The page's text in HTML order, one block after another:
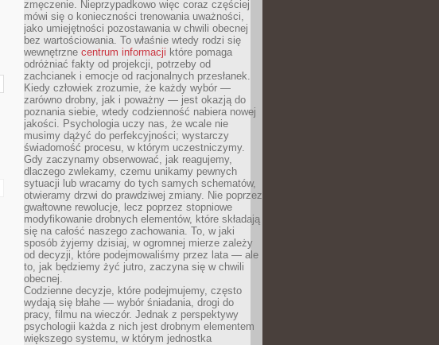
zmęczenie. Nieprzypadkowo więc coraz częściej
mówi się o konieczności trenowania uważności,
jako umiejętności pozostawania w chwili obecnej
bez wartościowania. To właśnie wtedy rodzi się
wewnętrzne centrum informacji które pomaga
odróżniać fakty od projekcji, potrzeby od
zachcianek i emocje od racjonalnych przesłanek.
Kiedy człowiek zrozumie, że każdy wybór —
zarówno drobny, jak i poważny — jest okazją do
poznania siebie, wtedy codzienność nabiera nowej
jakości. Psychologia uczy nas, że wcale nie
musimy dążyć do perfekcyjności; wystarczy
świadomość procesu, w którym uczestniczymy.
Gdy zaczynamy obserwować, jak reagujemy,
dlaczego zwlekamy, czemu unikamy pewnych
sytuacji lub wracamy do tych samych schematów,
otwieramy drzwi do prawdziwej zmiany. Nie poprzez
gwałtowne rewolucje, lecz poprzez stopniowe
modyfikowanie drobnych elementów, które składają
się na całość naszego zachowania. To, w jaki
sposób żyjemy dzisiaj, w ogromnej mierze zależy
od decyzji, które podejmowaliśmy przez lata — ale
to, jak będziemy żyć jutro, zaczyna się w chwili
obecnej.
Codzienne decyzje, które podejmujemy, często
wydają się błahe — wybór śniadania, drogi do
pracy, filmu na wieczór. Jednak z perspektywy
psychologii każda z nich jest drobnym elementem
większego systemu, w którym jednostka